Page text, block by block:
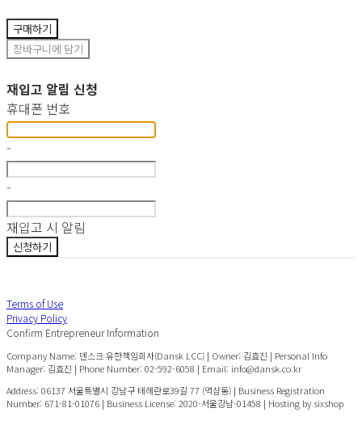
구매하기
장바구니에 담기
재입고 알림 신청
휴대폰 번호
-
-
재입고 시 알림
신청하기
Terms of Use
Privacy Policy
Confirm Entrepreneur Information
Company Name: 덴스크 유한책임회사(Dansk LCC) | Owner: 김효진 | Personal Info
Manager: 김효진 | Phone Number: 02-592-6058 | Email: info@dansk.co.kr
Address: 06137 서울특별시 강남구 테헤란로39길 77 (역삼동) | Business Registration
Number: 671-81-01076 | Business License: 2020-서울강남-01458 | Hosting by sixshop